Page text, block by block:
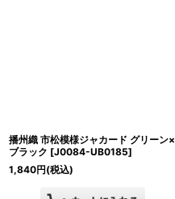
播州織 市松模様ジャカード グリーン×
ブラック [J0084-UB0185]
1,840円(税込)